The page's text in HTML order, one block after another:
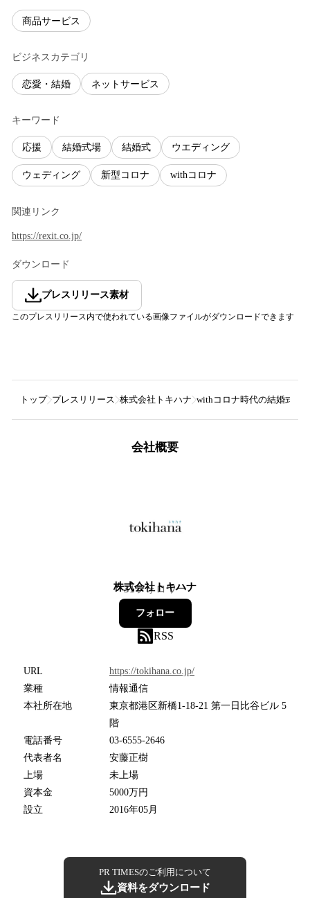
商品サービス
ビジネスカテゴリ
恋愛・結婚 ネットサービス
キーワード
応援 結婚式場 結婚式 ウエディング
ウェディング 新型コロナ withコロナ
関連リンク
https://rexit.co.jp/
ダウンロード
プレスリリース素材
このプレスリリース内で使われている画像ファイルがダウンロードできます
トップ プレスリリース 株式会社トキハナ withコロナ時代の結婚式宣
会社概要
株式会社トキハナ
31フォロワー
フォロー
RSS
URL
https://tokihana.co.jp/
業種
情報通信
本社所在地
東京都港区新橋1-18-21 第一日比谷ビル 5
階
電話番号
03-6555-2646
代表者名
安藤正樹
上場
未上場
資本金
5000万円
設立
2016年05月
PR TIMESのご利用について
資料をダウンロード